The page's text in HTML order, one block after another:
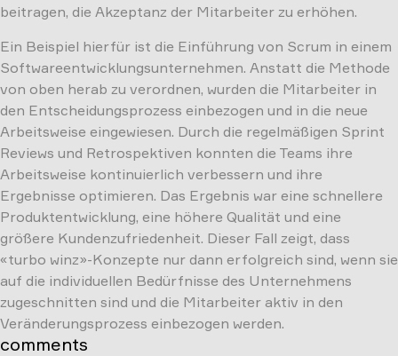
beitragen, die Akzeptanz der Mitarbeiter zu erhöhen.
Ein Beispiel hierfür ist die Einführung von Scrum in einem
Softwareentwicklungsunternehmen. Anstatt die Methode
von oben herab zu verordnen, wurden die Mitarbeiter in
den Entscheidungsprozess einbezogen und in die neue
Arbeitsweise eingewiesen. Durch die regelmäßigen Sprint
Reviews und Retrospektiven konnten die Teams ihre
Arbeitsweise kontinuierlich verbessern und ihre
Ergebnisse optimieren. Das Ergebnis war eine schnellere
Produktentwicklung, eine höhere Qualität und eine
größere Kundenzufriedenheit. Dieser Fall zeigt, dass
«turbo winz»-Konzepte nur dann erfolgreich sind, wenn sie
auf die individuellen Bedürfnisse des Unternehmens
zugeschnitten sind und die Mitarbeiter aktiv in den
Veränderungsprozess einbezogen werden.
comments